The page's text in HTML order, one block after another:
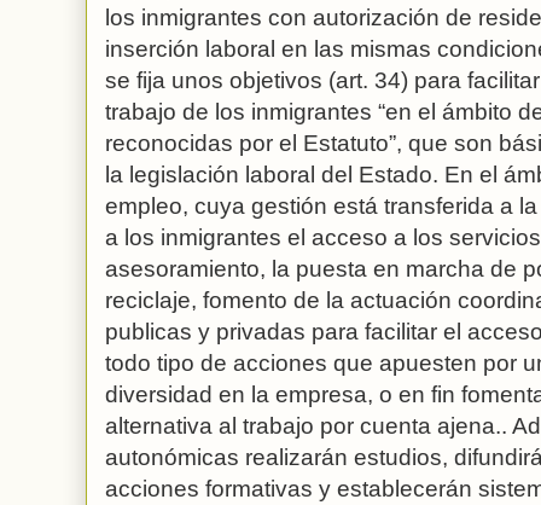
los inmigrantes con autorización de
inserción laboral en las mismas
se fija unos objetivos (art. 34) para
trabajo de los inmigrantes “en el ámbito
reconocidas por el Estatuto”, que son
la legislación laboral del Estado. En el
empleo, cuya gestión está transferida a
a los inmigrantes el acceso a los
asesoramiento, la puesta en marcha de
reciclaje, fomento de la actuación
publicas y privadas para facilitar el
todo tipo de acciones que apuesten por
diversidad en la empresa, o en fin
alternativa al trabajo por cuenta ajena..
autonómicas realizarán estudios,
acciones formativas y establecerán